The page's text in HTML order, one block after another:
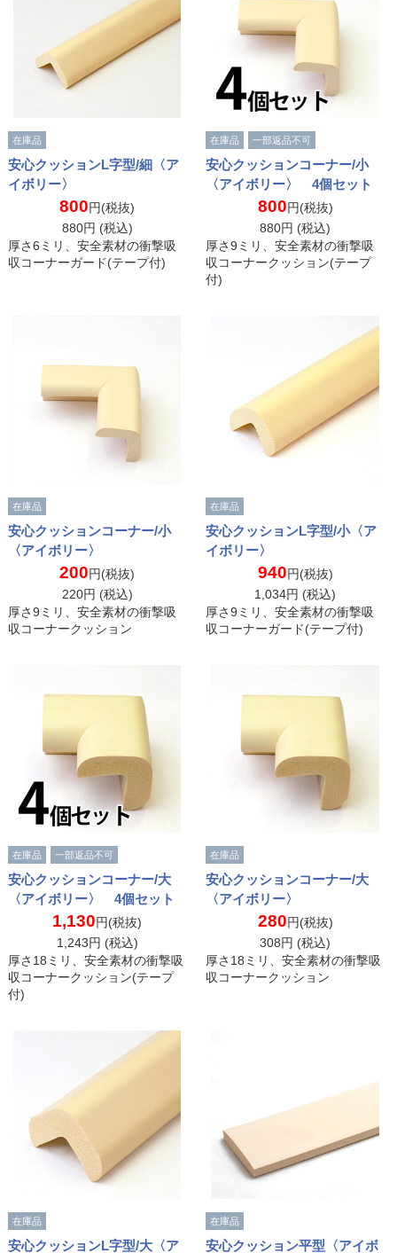
在庫品
安心クッションL字型/細〈ア
イボリー〉
800円(税抜)
880円 (税込)
厚さ6ミリ、安全素材の衝撃吸
収コーナーガード(テープ付)
在庫品 一部返品不可
安心クッションコーナー/小
〈アイボリー〉 4個セット
800円(税抜)
880円 (税込)
厚さ9ミリ、安全素材の衝撃吸
収コーナークッション(テープ
付)
在庫品
安心クッションコーナー/小
〈アイボリー〉
200円(税抜)
220円 (税込)
厚さ9ミリ、安全素材の衝撃吸
収コーナークッション
在庫品
安心クッションL字型/小〈ア
イボリー〉
940円(税抜)
1,034円 (税込)
厚さ9ミリ、安全素材の衝撃吸
収コーナーガード(テープ付)
在庫品 一部返品不可
安心クッションコーナー/大
〈アイボリー〉 4個セット
1,130円(税抜)
1,243円 (税込)
厚さ18ミリ、安全素材の衝撃吸
収コーナークッション(テープ
付)
在庫品
安心クッションコーナー/大
〈アイボリー〉
280円(税抜)
308円 (税込)
厚さ18ミリ、安全素材の衝撃吸
収コーナークッション
在庫品
安心クッションL字型/大〈ア
在庫品
安心クッション平型〈アイボ